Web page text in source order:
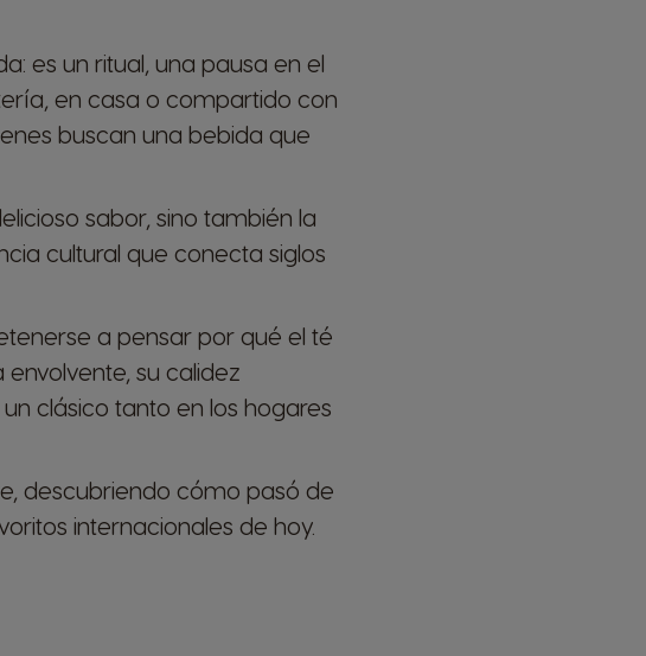
es un ritual, una pausa en el
en casa o compartido con
buscan una bebida que
sabor, sino también la
cultural que conecta siglos
a pensar por qué el té
su calidez
clásico tanto en los hogares
descubriendo cómo pasó de
internacionales de hoy.